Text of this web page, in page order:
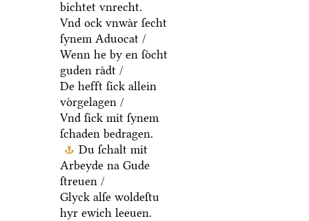
bichtet vnrecht.
Vnd ock vnwaͤr ſecht
ſynem Aduocat /
Wenn he by en ſoͤcht
guden raͤdt /
De hefft ſick allein
voͤrgelagen /
Vnd ſick mit ſynem
ſchaden bedragen.
Du ſchalt mit
Arbeyde na Gude
ſtreuen /
Glyck alſe woldeſtu
hyr ewich leeuen.